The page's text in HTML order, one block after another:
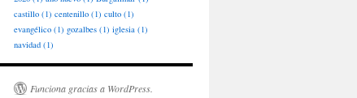
castillo (1) centenillo (1) culto (1)
evangélico (1) gozalbes (1) iglesia (1)
navidad (1)
Funciona gracias a WordPress.